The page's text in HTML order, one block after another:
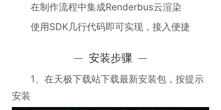
在制作流程中集成Renderbus云渲染
使用SDK几行代码即可实现，接入便捷
安装步骤
1、在天极下载站下载最新安装包，按提示
安装